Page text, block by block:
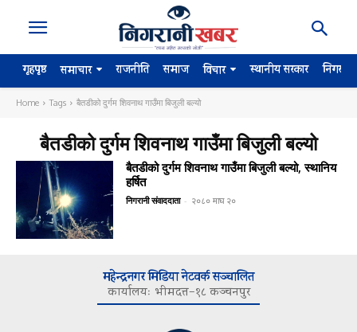
गृहपृष्ठ समाचार राजनीति समाज विचार स्थानीय सरकार
Home Tags बैतडीको दुर्गम शिवनाथ गाउँमा बिजुली बल्यो
बैतडीको दुर्गम शिवनाथ गाउँमा बिजुली बल्यो
बैतडीको दुर्गम शिवनाथ गाउँमा बिजुली बल्यो, स्थानिय
हर्षित
निगरानी संवाददाता - २०८० माघ २०
महेन्द्रनगर मिडिया नेटवर्क सञ्चालित
कार्यालयः भीमदत्त–१८ कञ्चनपुर